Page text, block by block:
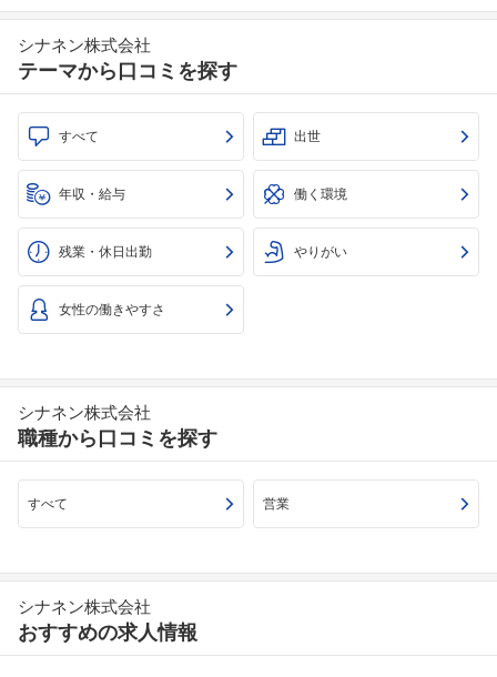
フォローしました
こちらの企業もフォローしませんか？
シナネン株式会社
テーマから口コミを探す
すべて 出世
年収・給与 働く環境
残業・休日出勤 やりがい
女性の働きやすさ
シナネン株式会社
職種から口コミを探す
すべて 営業
シナネン株式会社
おすすめの求人情報